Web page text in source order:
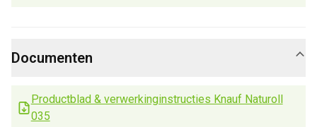
Documenten
Productblad & verwerkinginstructies Knauf Naturoll
035